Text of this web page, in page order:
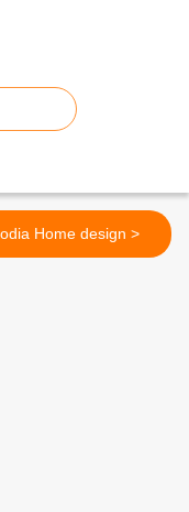
Exodia Home design >